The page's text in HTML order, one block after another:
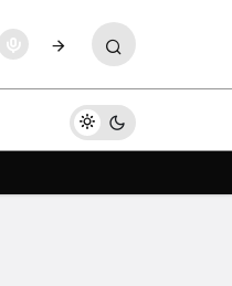
Yorum Yap